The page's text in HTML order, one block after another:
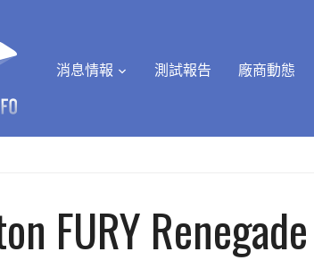
消息情報 測試報告 廠商動態
FURY